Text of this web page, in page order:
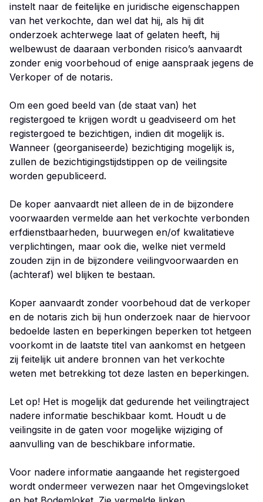
instelt naar de feitelijke en juridische eigenschappen
van het verkochte, dan wel dat hij, als hij dit
onderzoek achterwege laat of gelaten heeft, hij
welbewust de daaraan verbonden risico’s aanvaardt
zonder enig voorbehoud of enige aanspraak jegens de
Verkoper of de notaris.
Om een goed beeld van (de staat van) het
registergoed te krijgen wordt u geadviseerd om het
registergoed te bezichtigen, indien dit mogelijk is.
Wanneer (georganiseerde) bezichtiging mogelijk is,
zullen de bezichtigingstijdstippen op de veilingsite
worden gepubliceerd.
De koper aanvaardt niet alleen de in de bijzondere
voorwaarden vermelde aan het verkochte verbonden
erfdienstbaarheden, buurwegen en/of kwalitatieve
verplichtingen, maar ook die, welke niet vermeld
zouden zijn in de bijzondere veilingvoorwaarden en
(achteraf) wel blijken te bestaan.
Koper aanvaardt zonder voorbehoud dat de verkoper
en de notaris zich bij hun onderzoek naar de hiervoor
bedoelde lasten en beperkingen beperken tot hetgeen
voorkomt in de laatste titel van aankomst en hetgeen
zij feitelijk uit andere bronnen van het verkochte
weten met betrekking tot deze lasten en beperkingen.
Let op! Het is mogelijk dat gedurende het veilingtraject
nadere informatie beschikbaar komt. Houdt u de
veilingsite in de gaten voor mogelijke wijziging of
aanvulling van de beschikbare informatie.
Voor nadere informatie aangaande het registergoed
wordt ondermeer verwezen naar het Omgevingsloket